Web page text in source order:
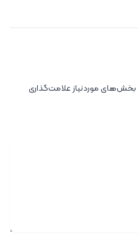
بخش‌های موردنیاز علامت‌گذاری